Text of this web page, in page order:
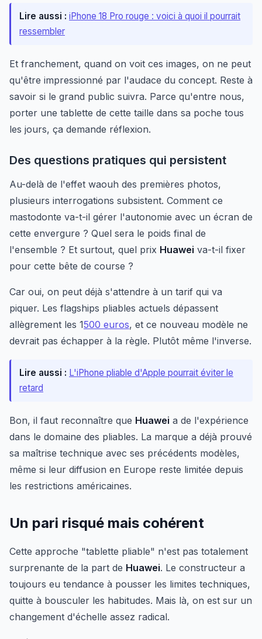
Lire aussi : iPhone 18 Pro rouge : voici à quoi il pourrait
ressembler
Et franchement, quand on voit ces images, on ne peut
qu'être impressionné par l'audace du concept. Reste à
savoir si le grand public suivra. Parce qu'entre nous,
porter une tablette de cette taille dans sa poche tous
les jours, ça demande réflexion.
Des questions pratiques qui persistent
Au-delà de l'effet waouh des premières photos,
plusieurs interrogations subsistent. Comment ce
mastodonte va-t-il gérer l'autonomie avec un écran de
cette envergure ? Quel sera le poids final de
l'ensemble ? Et surtout, quel prix Huawei va-t-il fixer
pour cette bête de course ?
Car oui, on peut déjà s'attendre à un tarif qui va
piquer. Les flagships pliables actuels dépassent
allègrement les 1500 euros, et ce nouveau modèle ne
devrait pas échapper à la règle. Plutôt même l'inverse.
Lire aussi : L'iPhone pliable d'Apple pourrait éviter le
retard
Bon, il faut reconnaître que Huawei a de l'expérience
dans le domaine des pliables. La marque a déjà prouvé
sa maîtrise technique avec ses précédents modèles,
même si leur diffusion en Europe reste limitée depuis
les restrictions américaines.
Un pari risqué mais cohérent
Cette approche "tablette pliable" n'est pas totalement
surprenante de la part de Huawei. Le constructeur a
toujours eu tendance à pousser les limites techniques,
quitte à bousculer les habitudes. Mais là, on est sur un
changement d'échelle assez radical.